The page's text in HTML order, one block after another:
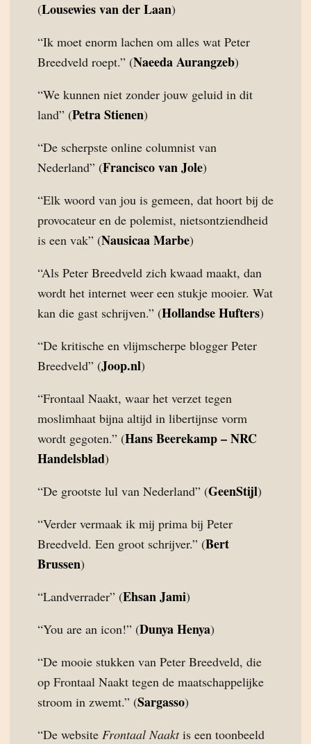
(Lousewies van der Laan)
“Ik moet enorm lachen om alles wat Peter
Breedveld roept.” (Naeeda Aurangzeb)
“We kunnen niet zonder jouw geluid in dit
land” (Petra Stienen)
“De scherpste online columnist van
Nederland” (Francisco van Jole)
“Elk woord van jou is gemeen, dat hoort bij de
provocateur en de polemist, nietsontziendheid
is een vak” (Nausicaa Marbe)
“Als Peter Breedveld zich kwaad maakt, dan
wordt het internet weer een stukje mooier. Wat
kan die gast schrijven.” (Hollandse Hufters)
“De kritische en vlijmscherpe blogger Peter
Breedveld” (Joop.nl)
“Frontaal Naakt, waar het verzet tegen
moslimhaat bijna altijd in libertijnse vorm
wordt gegoten.” (Hans Beerekamp – NRC
Handelsblad)
“De grootste lul van Nederland” (GeenStijl)
“Verder vermaak ik mij prima bij Peter
Breedveld. Een groot schrijver.” (Bert
Brussen)
“Landverrader” (Ehsan Jami)
“You are an icon!” (Dunya Henya)
“De mooie stukken van Peter Breedveld, die
op Frontaal Naakt tegen de maatschappelijke
stroom in zwemt.” (Sargasso)
“De website Frontaal Naaktis een toonbeeld